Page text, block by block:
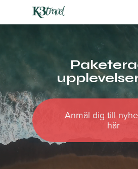
Anmäl dig till
här